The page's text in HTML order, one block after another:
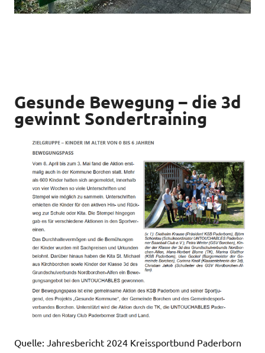
Gesunde Bewegung – die 3d
gewinnt Sondertraining
Quelle: Jahresbericht 2024 Kreissportbund Paderborn